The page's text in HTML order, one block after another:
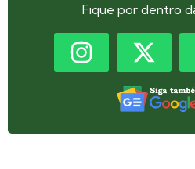
Fique por dentro